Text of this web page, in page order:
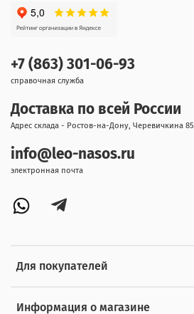
Для покупателей
Информация о магазине
+7 (863) 301-06-93
справочная служба
Доставка по всей России
Адрес склада - Ростов-на-Дону, Черевичкина 85
info@leo-nasos.ru
электронная почта